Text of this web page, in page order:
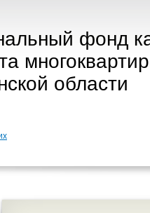
фонд
области